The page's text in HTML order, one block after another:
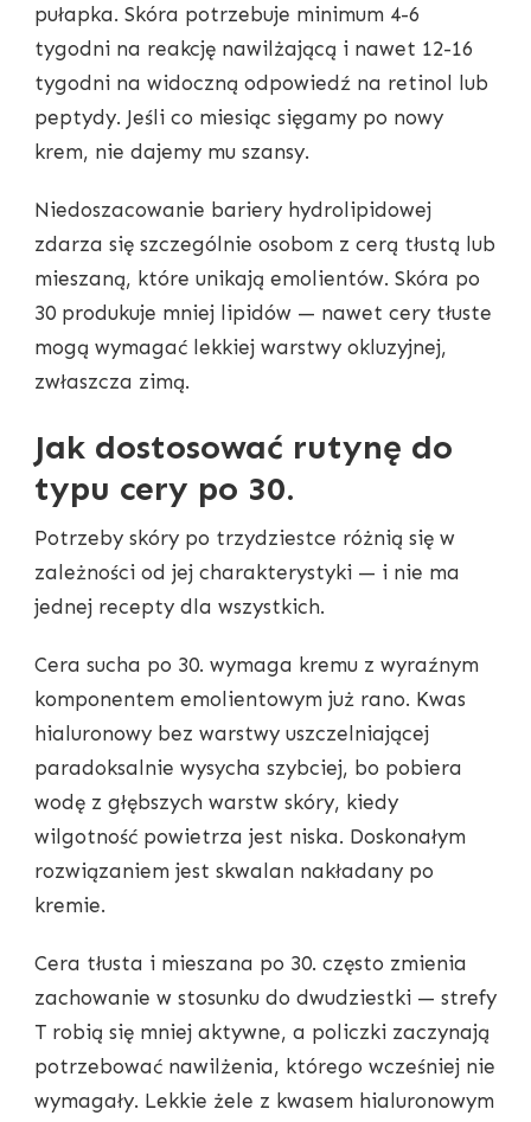
pułapka. Skóra potrzebuje minimum 4-6
tygodni na reakcję nawilżającą i nawet 12-16
tygodni na widoczną odpowiedź na retinol lub
peptydy. Jeśli co miesiąc sięgamy po nowy
krem, nie dajemy mu szansy.
Niedoszacowanie bariery hydrolipidowej
zdarza się szczególnie osobom z cerą tłustą lub
mieszaną, które unikają emolientów. Skóra po
30 produkuje mniej lipidów — nawet cery tłuste
mogą wymagać lekkiej warstwy okluzyjnej,
zwłaszcza zimą.
Jak dostosować rutynę do
typu cery po 30.
Potrzeby skóry po trzydziestce różnią się w
zależności od jej charakterystyki — i nie ma
jednej recepty dla wszystkich.
Cera sucha po 30. wymaga kremu z wyraźnym
komponentem emolientowym już rano. Kwas
hialuronowy bez warstwy uszczelniającej
paradoksalnie wysycha szybciej, bo pobiera
wodę z głębszych warstw skóry, kiedy
wilgotność powietrza jest niska. Doskonałym
rozwiązaniem jest skwalan nakładany po
kremie.
Cera tłusta i mieszana po 30. często zmienia
zachowanie w stosunku do dwudziestki — strefy
T robią się mniej aktywne, a policzki zaczynają
potrzebować nawilżenia, którego wcześniej nie
wymagały. Lekkie żele z kwasem hialuronowym